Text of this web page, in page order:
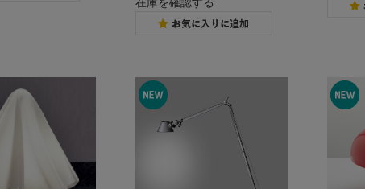
在庫を確認する